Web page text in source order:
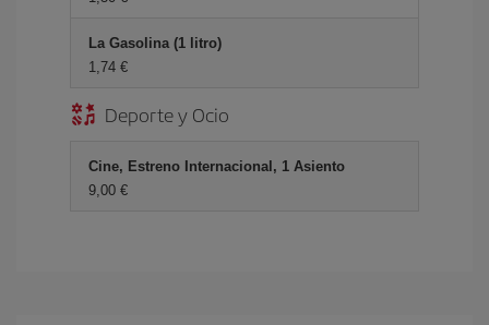
La Gasolina (1 litro)
1,74 €
Deporte y Ocio
Cine, Estreno Internacional, 1 Asiento
9,00 €